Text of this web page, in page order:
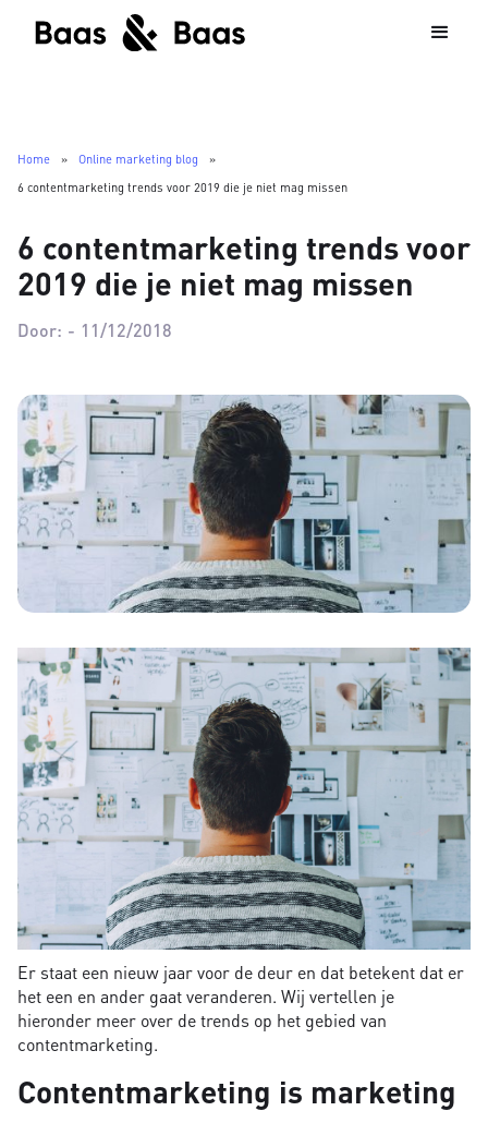
Home » Online marketing blog
»
6 contentmarketing trends voor 2019 die je niet mag missen
6 contentmarketing trends voor
2019 die je niet mag missen
Door: - 11/12/2018
Er staat een nieuw jaar voor de deur en dat betekent dat er
het een en ander gaat veranderen. Wij vertellen je
hieronder meer over de trends op het gebied van
contentmarketing.
Contentmarketing is marketing